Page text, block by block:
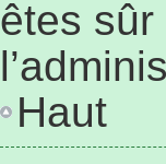
êtes sûr
Haut